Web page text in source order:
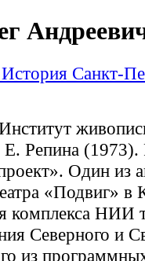
История Санкт-
Репина (1973).
Один из
«Подвиг»
комплекса НИИ
Северного и
из